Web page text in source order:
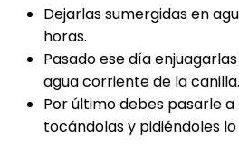
Dejarlas sumergidas en
horas.
Pasado ese día
agua corriente de la canilla.
Por último debes pasarle
tocándolas y pidiéndoles lo